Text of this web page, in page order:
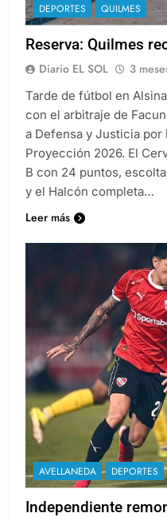
DEPORTES QUILMES
Reserva: Quilmes
Diario EL SOL 3
Tarde de fútbol en
con el arbitraje de
a Defensa y Justicia por
Proyección 2026. El
B con 24 puntos,
y el Halcón completa…
Leer más
AVELLANEDA DEPORTES
Independiente